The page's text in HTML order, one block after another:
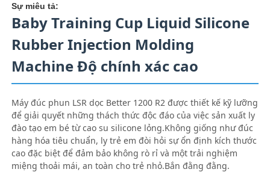
Sự miêu tả:
Baby Training Cup Liquid Silicone
Rubber Injection Molding
Machine Độ chính xác cao
Máy đúc phun LSR dọc Better 1200 R2 được thiết kế kỹ lưỡng
để giải quyết những thách thức độc đáo của việc sản xuất ly
đào tạo em bé từ cao su silicone lỏng.Không giống như đúc
hàng hóa tiêu chuẩn, ly trẻ em đòi hỏi sự ổn định kích thước
cao đặc biệt để đảm bảo không rò rỉ và một trải nghiệm
miệng thoải mái, an toàn cho trẻ nhỏ.Bắn đằng đằng.